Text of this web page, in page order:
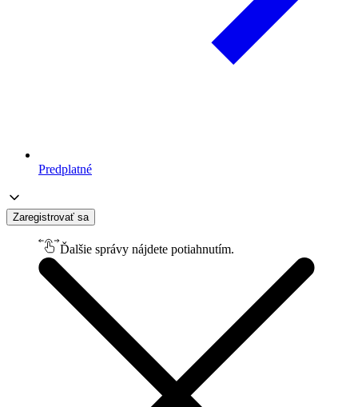
Predplatné
Zaregistrovať sa
Ďalšie správy nájdete potiahnutím.